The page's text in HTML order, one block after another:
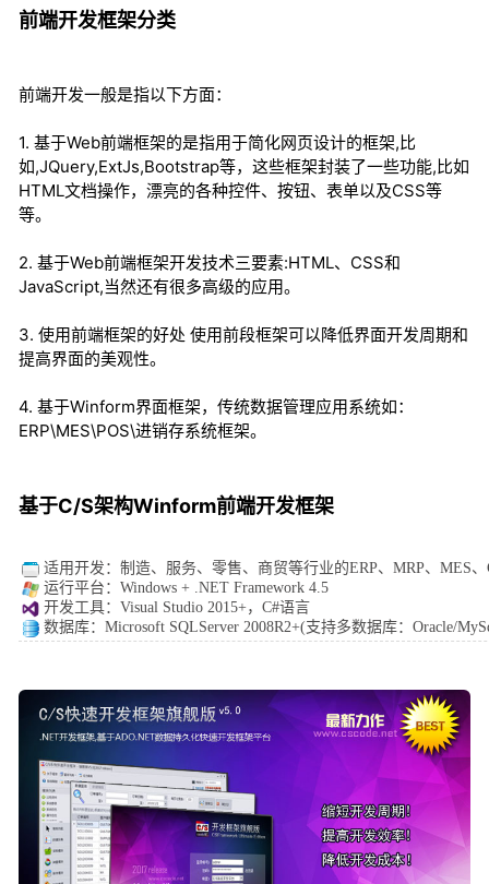
前端开发框架分类
前端开发一般是指以下方面：
1. 基于Web前端框架的是指用于简化网页设计的框架,比
如,JQuery,ExtJs,Bootstrap等，这些框架封装了一些功能,比如
HTML文档操作，漂亮的各种控件、按钮、表单以及CSS等
等。
2. 基于Web前端框架开发技术三要素:HTML、CSS和
JavaScript,当然还有很多高级的应用。
3. 使用前端框架的好处 使用前段框架可以降低界面开发周期和
提高界面的美观性。
4. 基于Winform界面框架，传统数据管理应用系统如：
ERP\MES\POS\进销存系统框架。
基于C/S架构Winform前端开发框架
适用开发： 制造、服务、零售、商贸等行业的ERP、MRP、MES
运行平台：Windows + .NET Framework 4.5
开发工具：Visual Studio 2015+，C#语言
数据库：Microsoft SQLServer 2008R2+(支持多数据库：Oracle/